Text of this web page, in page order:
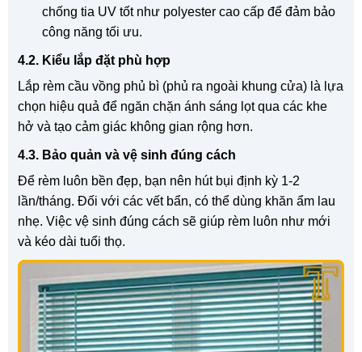
chống tia UV tốt như polyester cao cấp để đảm bảo
công năng tối ưu.
4.2. Kiểu lắp đặt phù hợp
Lắp rèm cầu vồng phủ bì (phủ ra ngoài khung cửa) là lựa
chọn hiệu quả để ngăn chặn ánh sáng lọt qua các khe
hở và tạo cảm giác không gian rộng hơn.
4.3. Bảo quản và vệ sinh đúng cách
Để rèm luôn bền đẹp, bạn nên hút bụi định kỳ 1-2
lần/tháng. Đối với các vết bẩn, có thể dùng khăn ẩm lau
nhẹ. Việc vệ sinh đúng cách sẽ giúp rèm luôn như mới
và kéo dài tuổi thọ.